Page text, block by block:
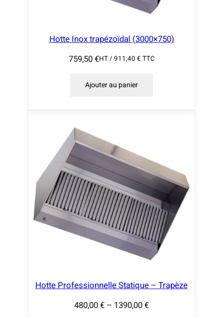
Hotte Inox trapézoïdal (3000×750)
759,50€HT / 911,40 € TTC
Ajouter au panier
Hotte Professionnelle Statique – Trapèze
480,00€ – 1390,00€
P